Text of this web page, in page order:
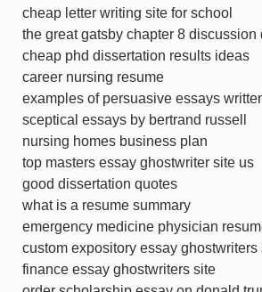
cheap letter writing site for school
the great gatsby chapter 8 discussion
cheap phd dissertation results ideas
career nursing resume
examples of persuasive essays
sceptical essays by bertrand russell
nursing homes business plan
top masters essay ghostwriter site us
good dissertation quotes
what is a resume summary
emergency medicine physician
custom expository essay ghostwriters
finance essay ghostwriters site